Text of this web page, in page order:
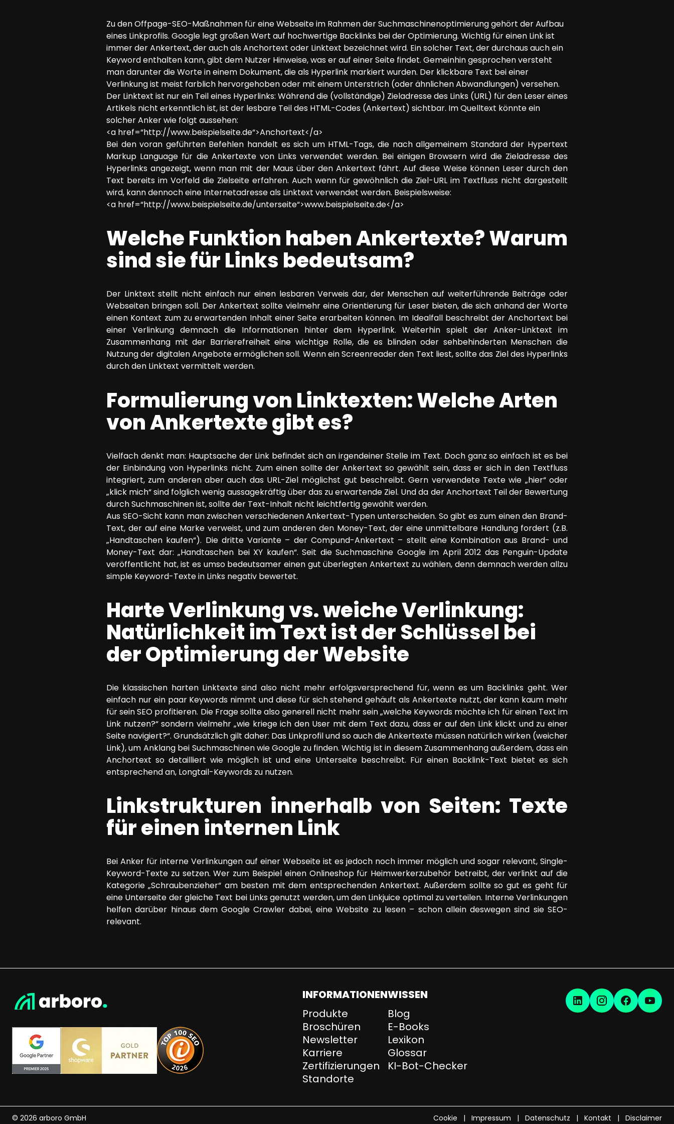
Google Ads Kampagnen-Beratung
Software Architektur Beratung
Zu den Offpage-SEO-Maßnahmen für eine Webseite im Rahmen der Suchmaschinenoptimierung gehört der Aufbau
eines Linkprofils. Google legt großen Wert auf hochwertige Backlinks bei der Optimierung. Wichtig für einen Link ist
immer der Ankertext, der auch als Anchortext oder Linktext bezeichnet wird. Ein solcher Text, der durchaus auch ein
Keyword enthalten kann, gibt dem Nutzer Hinweise, was er auf einer Seite findet. Gemeinhin gesprochen versteht
man darunter die Worte in einem Dokument, die als Hyperlink markiert wurden. Der klickbare Text bei einer
Verlinkung ist meist farblich hervorgehoben oder mit einem Unterstrich (oder ähnlichen Abwandlungen) versehen.
Der Linktext ist nur ein Teil eines Hyperlinks: Während die (vollständige) Zieladresse des Links (URL) für den Leser eines
Artikels nicht erkenntlich ist, ist der lesbare Teil des HTML-Codes (Ankertext) sichtbar. Im Quelltext könnte ein
solcher Anker wie folgt aussehen:
<a href=“http://www.beispielseite.de“>Anchortext</a>
Bei den voran geführten Befehlen handelt es sich um HTML-Tags, die nach allgemeinem Standard der Hypertext
Markup Language für die Ankertexte von Links verwendet werden. Bei einigen Browsern wird die Zieladresse des
Hyperlinks angezeigt, wenn man mit der Maus über den Ankertext fährt. Auf diese Weise können Leser durch den
Text bereits im Vorfeld die Zielseite erfahren. Auch wenn für gewöhnlich die Ziel-URL im Textfluss nicht dargestellt
wird, kann dennoch eine Internetadresse als Linktext verwendet werden. Beispielsweise:
<a href=“http://www.beispielseite.de/unterseite“>www.beispielseite.de</a>
Welche Funktion haben Ankertexte? Warum
sind sie für Links bedeutsam?
Der Linktext stellt nicht einfach nur einen lesbaren Verweis dar, der Menschen auf weiterführende Beiträge oder
Webseiten bringen soll. Der Ankertext sollte vielmehr eine Orientierung für Leser bieten, die sich anhand der Worte
einen Kontext zum zu erwartenden Inhalt einer Seite erarbeiten können. Im Idealfall beschreibt der Anchortext bei
einer Verlinkung demnach die Informationen hinter dem Hyperlink. Weiterhin spielt der Anker-Linktext im
Zusammenhang mit der Barrierefreiheit eine wichtige Rolle, die es blinden oder sehbehinderten Menschen die
Nutzung der digitalen Angebote ermöglichen soll. Wenn ein Screenreader den Text liest, sollte das Ziel des Hyperlinks
durch den Linktext vermittelt werden.
Formulierung von Linktexten: Welche Arten
von Ankertexte gibt es?
Vielfach denkt man: Hauptsache der Link befindet sich an irgendeiner Stelle im Text. Doch ganz so einfach ist es bei
der Einbindung von Hyperlinks nicht. Zum einen sollte der Ankertext so gewählt sein, dass er sich in den Textfluss
integriert, zum anderen aber auch das URL-Ziel möglichst gut beschreibt. Gern verwendete Texte wie „hier“ oder
„klick mich“ sind folglich wenig aussagekräftig über das zu erwartende Ziel. Und da der Anchortext Teil der Bewertung
durch Suchmaschinen ist, sollte der Text-Inhalt nicht leichtfertig gewählt werden.
Aus SEO-Sicht kann man zwischen verschiedenen Ankertext-Typen unterscheiden. So gibt es zum einen den Brand-
Text, der auf eine Marke verweist, und zum anderen den Money-Text, der eine unmittelbare Handlung fordert (z.B.
„Handtaschen kaufen“). Die dritte Variante – der Compund-Ankertext – stellt eine Kombination aus Brand- und
Money-Text dar: „Handtaschen bei XY kaufen“. Seit die Suchmaschine Google im April 2012 das Penguin-Update
veröffentlicht hat, ist es umso bedeutsamer einen gut überlegten Ankertext zu wählen, denn demnach werden allzu
simple Keyword-Texte in Links negativ bewertet.
Harte Verlinkung vs. weiche Verlinkung:
Natürlichkeit im Text ist der Schlüssel bei
der Optimierung der Website
Die klassischen harten Linktexte sind also nicht mehr erfolgsversprechend für, wenn es um Backlinks geht. Wer
einfach nur ein paar Keywords nimmt und diese für sich stehend gehäuft als Ankertexte nutzt, der kann kaum mehr
für sein SEO profitieren. Die Frage sollte also generell nicht mehr sein „welche Keywords möchte ich für einen Text im
Link nutzen?“ sondern vielmehr „wie kriege ich den User mit dem Text dazu, dass er auf den Link klickt und zu einer
Seite navigiert?“. Grundsätzlich gilt daher: Das Linkprofil und so auch die Ankertexte müssen natürlich wirken (weicher
Link), um Anklang bei Suchmaschinen wie Google zu finden. Wichtig ist in diesem Zusammenhang außerdem, dass ein
Anchortext so detailliert wie möglich ist und eine Unterseite beschreibt. Für einen Backlink-Text bietet es sich
entsprechend an, Longtail-Keywords zu nutzen.
Linkstrukturen innerhalb von Seiten: Texte
für einen internen Link
Bei Anker für interne Verlinkungen auf einer Webseite ist es jedoch noch immer möglich und sogar relevant, Single-
Keyword-Texte zu setzen. Wer zum Beispiel einen Onlineshop für Heimwerkerzubehör betreibt, der verlinkt auf die
Kategorie „Schraubenzieher“ am besten mit dem entsprechenden Ankertext. Außerdem sollte so gut es geht für
eine Unterseite der gleiche Text bei Links genutzt werden, um den Linkjuice optimal zu verteilen. Interne Verlinkungen
helfen darüber hinaus dem Google Crawler dabei, eine Website zu lesen – schon allein deswegen sind sie SEO-
relevant.
INFORMATIONEN
Produkte
Broschüren
Newsletter
Karriere
Zertifizierungen
Standorte
WISSEN
Blog
E-Books
Lexikon
Glossar
KI-Bot-Checker
© 2026 arboro GmbH Cookie Impressum Datenschutz Kontakt Disclaimer